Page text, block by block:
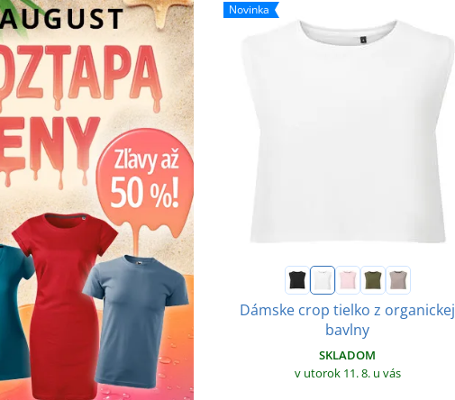
Novinka
Dámske crop tielko z organickej
bavlny
SKLADOM
v utorok 11. 8. u vás